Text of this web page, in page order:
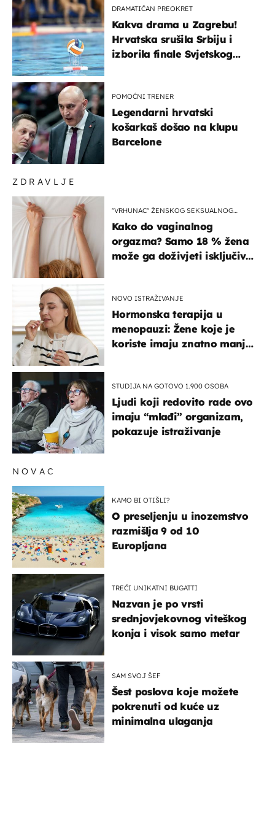
ZDRAVLJE
"VRHUNAC" ŽENSKOG SEKSUALNOG
Kako do vaginalnog
orgazma? Samo 18 % žena
može ga doživjeti isključivo
NOVO ISTRAŽIVANJE
Hormonska terapija u
menopauzi: Žene koje je
koriste imaju znatno manji
STUDIJA NA GOTOVO 1.900 OSOBA
Ljudi koji redovito rade ovo
imaju “mlađi” organizam,
pokazuje istraživanje
DRAMATIČAN PREOKRET
Kakva drama u Zagrebu!
Hrvatska srušila Srbiju i
izborila finale Svjetskog
POMOĆNI TRENER
Legendarni hrvatski
košarkaš došao na klupu
Barcelone
NOVAC
KAMO BI OTIŠLI?
O preseljenju u inozemstvo
razmišlja 9 od 10
Europljana
TREĆI UNIKATNI BUGATTI
Nazvan je po vrsti
srednjovjekovnog viteškog
konja i visok samo metar
SAM SVOJ ŠEF
Šest poslova koje možete
pokrenuti od kuće uz
minimalna ulaganja